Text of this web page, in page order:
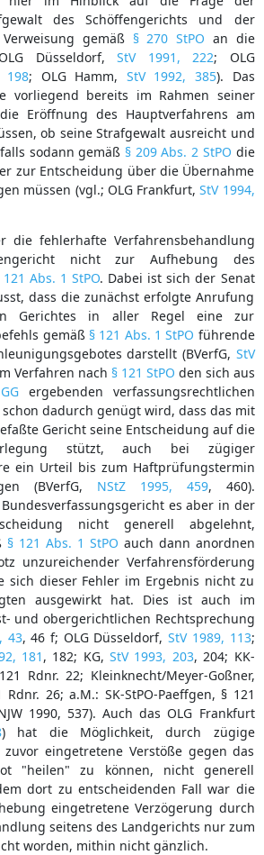
des Schöffengerichts und der
gemäß § 270 StPO an die
Düsseldorf,StV 1991, 222; OLG
198; OLG Hamm, StV 1992, 385). Das
vorliegend bereits im Rahmen seiner
Eröffnung des Hauptverfahrens am
ob seine Strafgewalt ausreicht und
sodann gemäß § 209 Abs. 2 StPO die
zur Entscheidung über die Übernahme
müssen (vgl.; OLG Frankfurt,StV 1994,
die fehlerhafte Verfahrensbehandlung
nicht zur Aufhebung des
121 Abs. 1 StPO. Dabei ist sich der Senat
dass die zunächst erfolgte Anrufung
Gerichtes in aller Regel eine zur
gemäß § 121 Abs. 1 StPO führende
darstellt (BVerfG, StV
Verfahren nach § 121 StPO den sich aus
ergebenden verfassungsrechtlichen
dadurch genügt wird, dass das mit
Gericht seine Entscheidung auf die
stützt, auch bei zügiger
ein Urteil bis zum Haftprüfungstermin
(BVerfG, NStZ 1995, 459, 460).
es aber in der
nicht generell abgelehnt,
§ 121 Abs. 1 StPO auch dann anordnen
unzureichender Verfahrensförderung
sich dieser Fehler im Ergebnis nicht zu
ausgewirkt hat. Dies ist auch im
und obergerichtlichen Rechtsprechung
43, 46 f; OLG Düsseldorf,StV 1989, 113;
181 , 182; KG,StV 1993, 203, 204; KK-
Rdnr. 22; Kleinknecht/Meyer-Goßner,
26; a.M.: SK-StPO-Paeffgen, § 121
1990, 537). Auch das OLG Frankfurt
) hat die Möglichkeit, durch zügige
eingetretene Verstöße gegen das
"heilen" zu können, nicht generell
dort zu entscheidenden Fall war die
eingetretene Verzögerung durch
seitens des Landgerichts nur zum
worden, mithin nicht gänzlich.